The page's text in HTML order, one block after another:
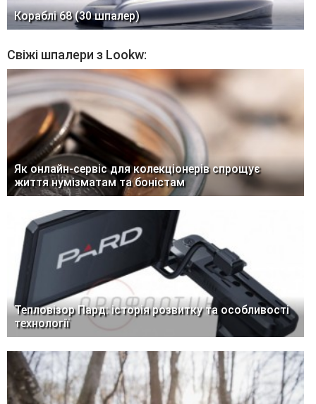
Кораблі 68 (30 шпалер)
Свіжі шпалери з Lookw:
Як онлайн-сервіс для колекціонерів спрощує
життя нумізматам та боністам
Тепловізор Пард: історія розвитку та особливості
технології